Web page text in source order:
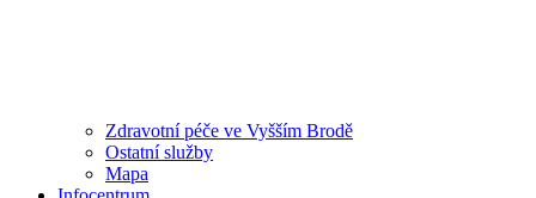
Zdravotní péče ve Vyšším Brodě
Ostatní služby
Mapa